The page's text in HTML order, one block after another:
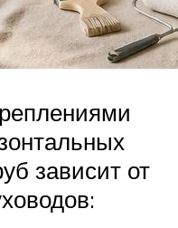
зависит от